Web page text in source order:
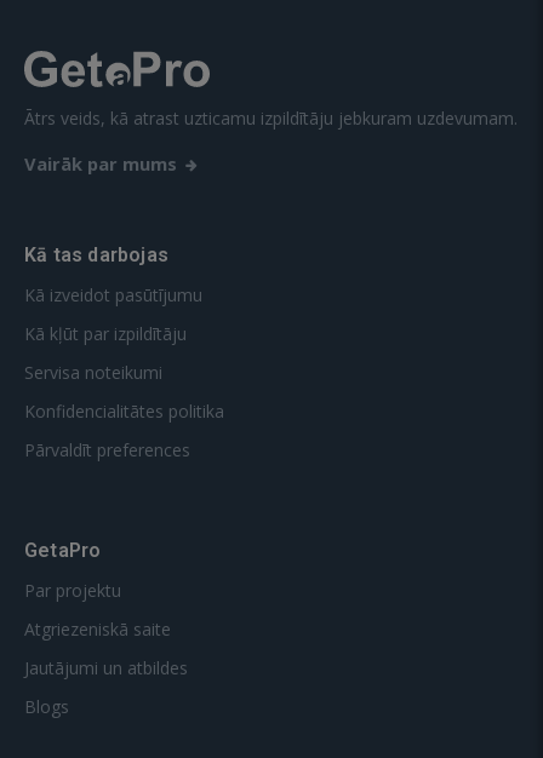
Ātrs veids, kā atrast uzticamu izpildītāju jebkuram uzdevumam.
Vairāk par mums
Kā tas darbojas
Kā izveidot pasūtījumu
Kā kļūt par izpildītāju
Servisa noteikumi
Konfidencialitātes politika
Pārvaldīt preferences
GetaPro
Par projektu
Atgriezeniskā saite
Jautājumi un atbildes
Blogs